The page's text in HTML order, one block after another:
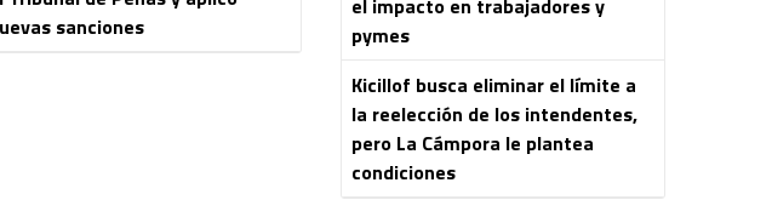
sanciones
el impacto en trabajadores y
pymes
Kicillof busca eliminar el límite a
la reelección de los intendentes,
pero La Cámpora le plantea
condiciones